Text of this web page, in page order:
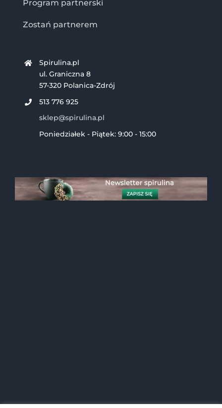
Program partnerski
Zostań partnerem
Spirulina.pl
ul. Graniczna 8
57-320 Polanica-Zdrój
513 776 925
sklep@spirulina.pl
Poniedziałek - Piątek: 9:00 - 15:00